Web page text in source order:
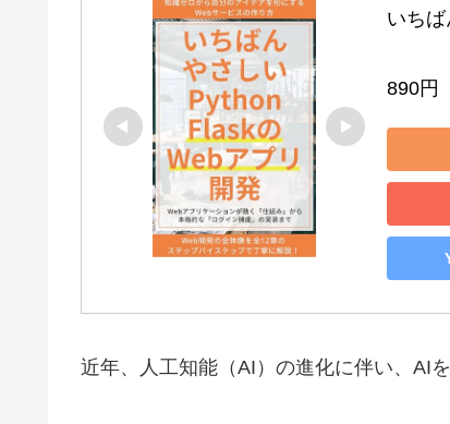
いち
890円
近年、人工知能（AI）の進化に伴い、AI